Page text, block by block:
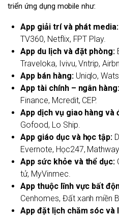
triển ứng dụng mobile như:
App giải trí và phát media:
TV360, Netflix, FPT Play.
App du lịch và đặt phòng:
Traveloka, Ivivu, Vntrip,
App bán hàng:Uniqlo,
App tài chính – ngân hàng:
Finance, Mcredit, CEP.
App dịch vụ giao hàng và
Gofood, Lo Ship.
App giáo dục và học tập:
Evernote, Học247,
App sức khỏe và thể dục:
tử, MyVinmec.
App thuộc lĩnh vực bất
Cenhomes, Đất xanh miền
App đặt lịch chăm sóc và